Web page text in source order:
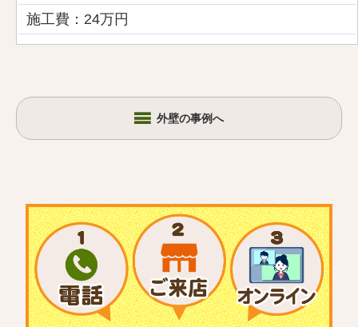
施工費：24万円
外壁の事例へ